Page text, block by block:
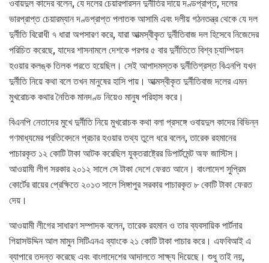
ওবায়দুল কাদের বলেন, যে দলের চেয়ারপারসন দুর্নীতির দায়ে দণ্ডপ্রাপ্ত, দলের
ভারপ্রাপ্ত চেয়ারম্যান দণ্ডপ্রাপ্ত পলাতক আসামি এবং দলীয় গঠনতন্ত্র থেকে যে দল
দুর্নীতি বিরোধী ৭ ধারা অপসারণ করে, যারা আত্মস্বীকৃত দুর্নীতিবাজ দল হিসেবে নিজেদের
পরিচিত করেছে, যাদের শাসনামলে দেশকে পরপর ৫ বার দুর্নীতিতে বিশ্ব চ্যাম্পিয়ন
হওয়ার কলঙ্ক তিলক পরতে হয়েছিল। সেই আপাদমস্তক দুর্নীতিগ্রস্ত বিএনপি যখন
দুর্নীতি নিয়ে কথা বলে তখন মানুষের হাসি পায়। আত্মস্বীকৃত দুর্নীতিবাজ দলের এমন
মুখরোচক কথার নৈতিক মানদণ্ড নিয়েও মানুষ পরিহাস করে।
বিএনপি নেতাদের মুখে দুর্নীতি নিয়ে মুখরোচক কথা বলা প্রসঙ্গে ওবায়দুল কাদের বিভিন্ন
গণমাধ্যমের প্রতিবেদনে প্রচার হওয়ার তথ্য তুলে ধরে বলেন, তারেক রহমানের
পাচারকৃত ১২ কোটি টাকা আটক করেছিল যুক্তরাষ্ট্রের ডিপার্টমেন্ট অফ জাস্টিস।
আওয়ামী লীগ সরকার ২০১২ সালে সে টাকা দেশে ফেরত আনে। বাংলাদেশ সুপ্রিম
কোর্টের রায়ের প্রেক্ষিতে ২০১৩ সালে সিঙ্গাপুর সরকার পাচারকৃত ৮ কোটি টাকা ফেরত
দেয়।
আওয়ামী লীগের সাধারণ সম্পাদক বলেন, তারেক রহমান ও তার ব্যবসায়িক পার্টনার
গিয়াসউদ্দিন আল মামুন সিটিএনএ ব্যাংকে ২১ কোটি টাকা পাচার করে। এফবিআই এ
ব্যাপারে তদন্ত করেছে এবং বাংলাদেশের আদালতে সাক্ষ্য দিয়েছে। শুধু তাই নয়,